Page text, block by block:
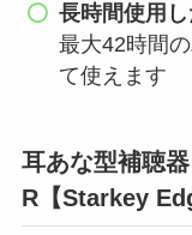
長時間使用
最大42時間
て使えます
耳あな型補聴
R【Starkey